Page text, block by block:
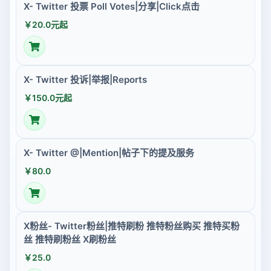
X- Twitter 投票 Poll Votes|分享|Click点击
￥20.0元起
X- Twitter 投诉|举报|Reports
￥150.0元起
X- Twitter @|Mention|帖子下的提及服务
￥80.0
X粉丝- Twitter粉丝|推特刷粉 推特粉丝购买 推特买粉
丝 推特刷粉丝 X刷粉丝
￥25.0